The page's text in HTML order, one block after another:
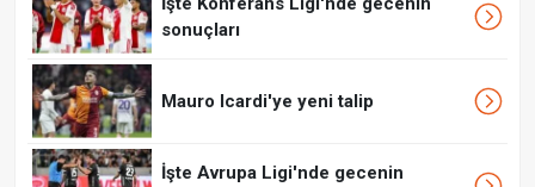
sonuçları
Mauro Icardi'ye yeni talip
İşte Avrupa Ligi'nde gecenin